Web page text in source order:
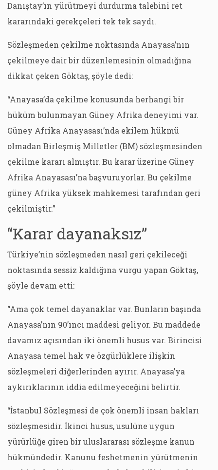
Danıştay’ın yürütmeyi durdurma talebini ret
kararındaki gerekçeleri tek tek saydı.
Sözleşmeden çekilme noktasında Anayasa’nın
çekilmeye dair bir düzenlemesinin olmadığına
dikkat çeken Göktaş, şöyle dedi:
“Anayasa’da çekilme konusunda herhangi bir
hüküm bulunmayan Güney Afrika deneyimi var.
Güney Afrika Anayasası’nda ekilem hükmü
olmadan Birleşmiş Milletler (BM) sözleşmesinden
çekilme kararı almıştır. Bu karar üzerine Güney
Afrika Anayasası’na başvuruyorlar. Bu çekilme
güney Afrika yüksek mahkemesi tarafından geri
çekilmiştir.”
“Karar dayanaksız”
Türkiye’nin sözleşmeden nasıl geri çekileceği
noktasında sessiz kaldığına vurgu yapan Göktaş,
şöyle devam etti:
“Ama çok temel dayanaklar var. Bunların başında
Anayasa’nın 90’ıncı maddesi geliyor. Bu maddede
davamız açısından iki önemli husus var. Birincisi
Anayasa temel hak ve özgürlüklere ilişkin
sözleşmeleri diğerlerinden ayırır. Anayasa’ya
aykırıklarının iddia edilmeyeceğini belirtir.
“İstanbul Sözleşmesi de çok önemli insan hakları
sözleşmesidir. İkinci husus, usulüne uygun
yürürlüğe giren bir uluslararası sözleşme kanun
hükmündedir. Kanunu feshetmenin yürütmenin